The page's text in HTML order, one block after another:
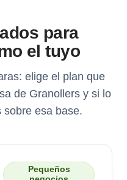
para
el tuyo
elige el plan que
de Granollers y si lo
sobre esa base.
Pequeños